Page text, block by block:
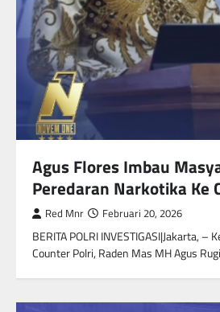
Agus Flores Imbau
Peredaran Narkotika Ke
Red Mnr Februari 20, 2026
BERITA POLRI INVESTIGASI|Jakarta,
Counter Polri, Raden Mas MH Agus